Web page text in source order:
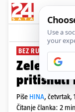
BEZ RUKAVICA
Zelenski
pritisnuti
Piše HINA, četvrtak,
Čitanje članka: 2 min